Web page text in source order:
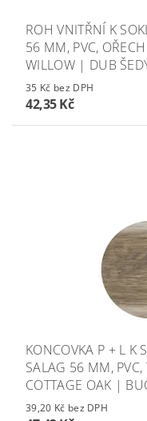
ROH VNITŘNÍ K
56 MM, PVC,
WILLOW | DUB
35 Kč bez DPH
42,35 Kč
KONCOVKA P + L K
SALAG 56 MM,
COTTAGE OAK |
39,20 Kč bez DPH